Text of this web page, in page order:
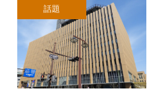
話題